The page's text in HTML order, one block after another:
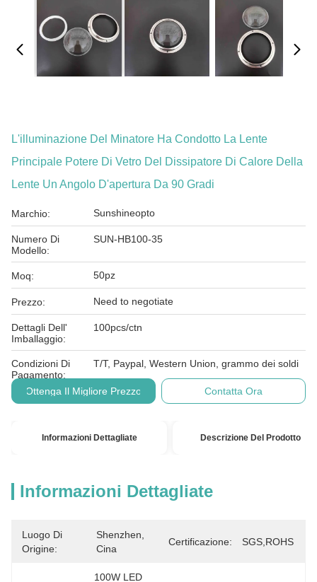
L'illuminazione Del Minatore Ha Condotto La Lente
Principale Potere Di Vetro Del Dissipatore Di Calore Della
Lente Un Angolo D'apertura Da 90 Gradi
Marchio: Sunshineopto
Numero Di
Modello:
SUN-HB100-35
Moq: 50pz
Prezzo: Need to negotiate
Dettagli Dell'
Imballaggio:
100pcs/ctn
Condizioni Di
Pagamento:
T/T, Paypal, Western Union, grammo dei soldi
Ottenga Il Migliore Prezzo Contatta Ora
Informazioni Dettagliate Descrizione Del Prodotto
Informazioni Dettagliate
Luogo Di
Origine:
Shenzhen,
Cina
Certificazione: SGS,ROHS
100W LED